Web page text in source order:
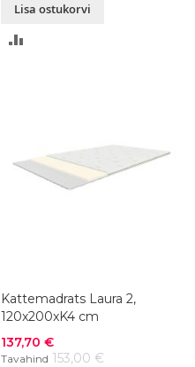
Lisa ostukorvi
Kattemadrats Laura 2,
120x200xK4 cm
Soodushind
137,70 €
Tavahind 153,00 €